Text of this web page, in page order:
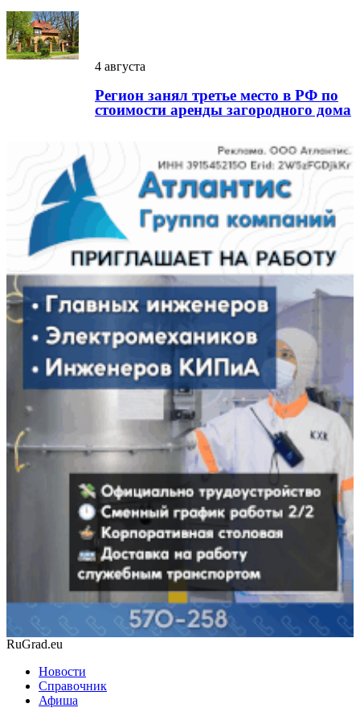
4 августа
Регион занял третье место в РФ по
стоимости аренды загородного дома
RuGrad.eu
Новости
Справочник
Афиша